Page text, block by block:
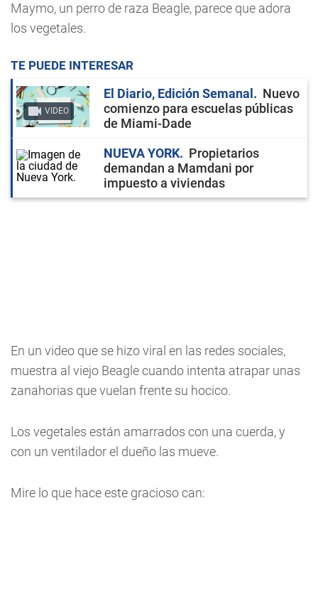
Maymo, un perro de raza Beagle, parece que adora
los vegetales.
TE PUEDE INTERESAR
VIDEO
El Diario, Edición Semanal
Nuevo
comienzo para escuelas públicas
de Miami-Dade
NUEVA YORK
Propietarios
demandan a Mamdani por
impuesto a viviendas
En un video que se hizo viral en las redes sociales,
muestra al viejo Beagle cuando intenta atrapar unas
zanahorias que vuelan frente su hocico.
Los vegetales están amarrados con una cuerda, y
con un ventilador el dueño las mueve.
Mire lo que hace este gracioso can: